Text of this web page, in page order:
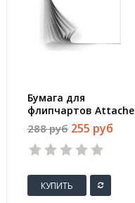
Бумага для
флипчартов Attache
67.5х98 см белая 10
листов (80 г/кв.м)
288 руб 255 руб
КУПИТЬ